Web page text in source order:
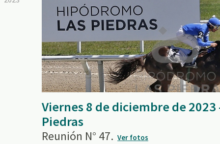
Viernes 8 de diciembre de
Piedras
Reunión N° 47. Ver fotos